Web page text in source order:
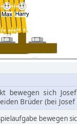
bewegen sich
Brüder (bei
bewegen